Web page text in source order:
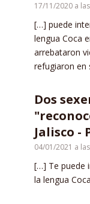
17/11/2020 a
[…] puede
lengua Coca
arrebataron
refugiaron en
Dos
Jalisco -
04/01/2021 a
[…] Te puede
la lengua